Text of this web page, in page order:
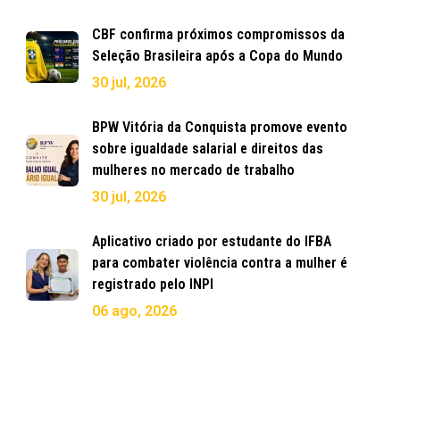
CBF confirma próximos compromissos da
Seleção Brasileira após a Copa do Mundo
30 jul, 2026
BPW Vitória da Conquista promove evento
sobre igualdade salarial e direitos das
mulheres no mercado de trabalho
30 jul, 2026
Aplicativo criado por estudante do IFBA
para combater violência contra a mulher é
registrado pelo INPI
06 ago, 2026